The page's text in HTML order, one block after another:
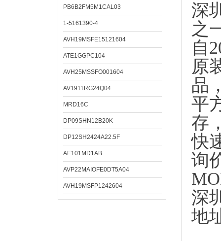
PB6B2FM5M1CAL03
1-5161390-4
AVH19MSFE15121604
ATE1GGPC104
AVH25MSSFO001604
AV1911RG24Q04
MRD16C
DP09SHN12B20K
DP12SH2424A22.5F
AE101MD1AB
AVP22MAIOFE0DT5A04
AVH19MSFP1242604
深
之
自
原
品
平
存
快
询
深
地